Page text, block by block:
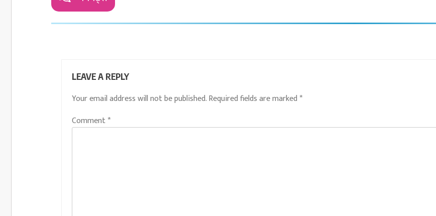
LEAVE A REPLY
Your email address will not be published.Required fields are marked *
Comment*